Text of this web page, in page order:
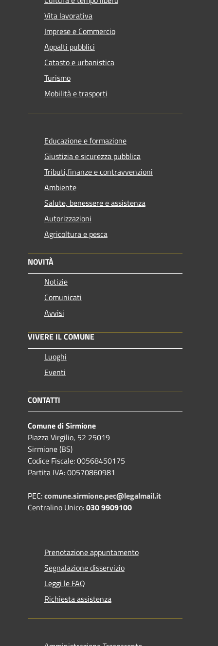
Vita lavorativa
Imprese e Commercio
Appalti pubblici
Catasto e urbanistica
Turismo
Mobilità e trasporti
Educazione e formazione
Giustizia e sicurezza pubblica
Tributi,finanze e contravvenzioni
Ambiente
Salute, benessere e assistenza
Autorizzazioni
Agricoltura e pesca
NOVITÀ
Notizie
Comunicati
Avvisi
VIVERE IL COMUNE
Luoghi
Eventi
CONTATTI
Comune di Sirmione
Piazza Virgilio, 52 25019
Sirmione (BS)
Codice Fiscale: 00568450175
Partita IVA: 00570860981
PEC:comune.sirmione.pec@legalmail.it
Centralino Unico:030 9909100
Prenotazione appuntamento
Segnalazione disservizio
Leggi le FAQ
Richiesta assistenza